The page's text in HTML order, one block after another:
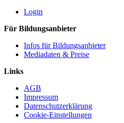
Login
Für Bildungsanbieter
Infos für Bildungsanbieter
Mediadaten & Preise
Links
AGB
Impressum
Datenschutzerklärung
Cookie-Einstellungen